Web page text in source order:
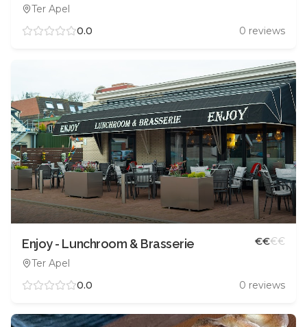
Ter Apel
0.0
0 reviews
Enjoy - Lunchroom & Brasserie
Ter Apel
€€€€
0.0 0 reviews